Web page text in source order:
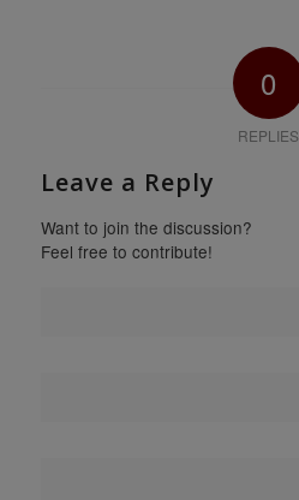
0
REPLIES
Leave a Reply
Want to join the discussion?
Feel free to contribute!